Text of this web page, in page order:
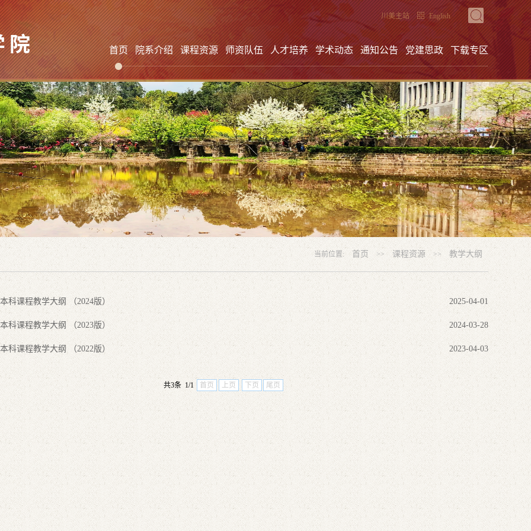
English
川美主站
首页 院系介绍 课程资源 师资队伍 人才培养 学术动态 通知公告 党建思政 下载专区
当前位置: 首页 >> 课程资源 >> 教学大纲
科课程教学大纲 （2024版） 2025-04-01
科课程教学大纲 （2023版） 2024-03-28
科课程教学大纲 （2022版） 2023-04-03
共3条 1/1 首页 上页 下页 尾页